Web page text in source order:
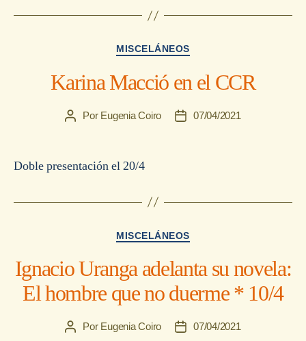
Categorías
MISCELÁNEOS
Karina Macció en el CCR
Autor
entrada
Por Eugenia Coiro
Fecha07/04/2021
Doble presentación el 20/4
Categorías
MISCELÁNEOS
Ignacio Uranga adelanta su novela:
El hombre que no duerme * 10/4
Autor
Por Eugenia Coiro
Fecha07/04/2021